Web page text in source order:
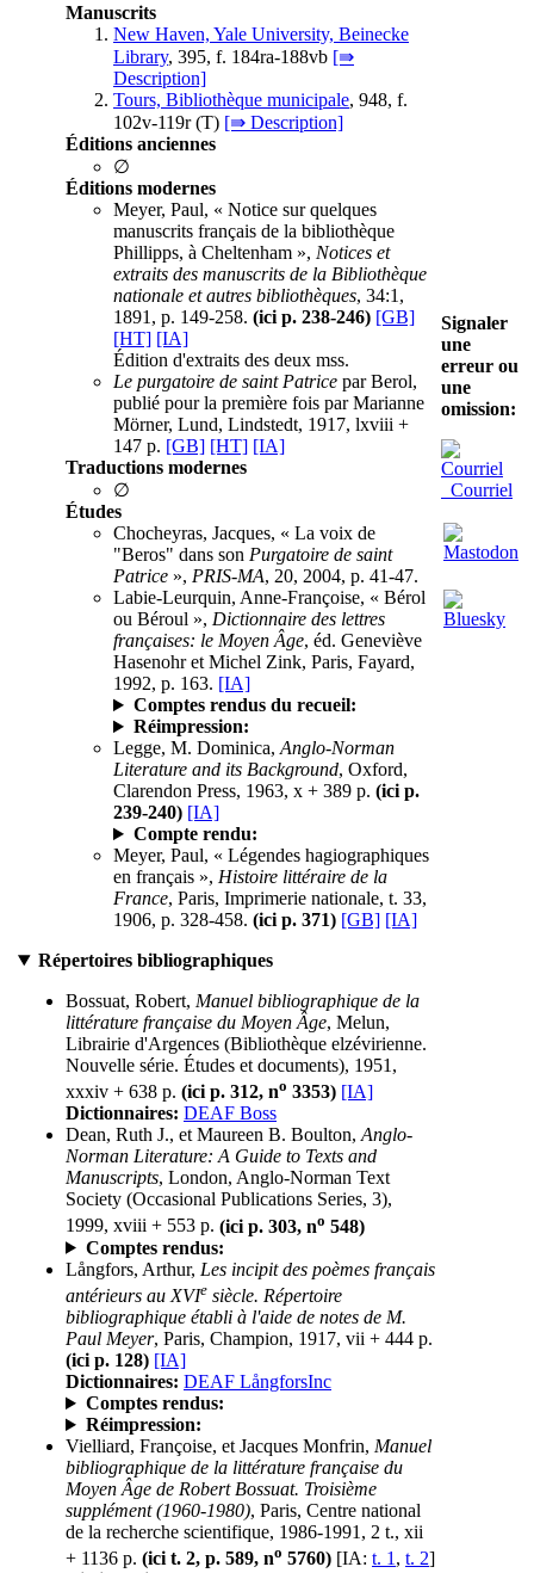
Manuscrits
New Haven, Yale University, Beinecke
Library, 395, f. 184ra-188vb [⇛
Description]
Tours, Bibliothèque municipale, 948, f.
102v-119r (T) [⇛ Description]
Éditions anciennes
∅
Éditions modernes
Meyer, Paul, « Notice sur quelques
manuscrits français de la bibliothèque
Phillipps, à Cheltenham », Notices et
extraits des manuscrits de la Bibliothèque
nationale et autres bibliothèques, 34:1,
1891, p. 149-258. (ici p. 238-246) [GB]
[HT] [IA]
Édition d'extraits des deux mss.
Le purgatoire de saint Patrice par Berol,
publié pour la première fois par Marianne
Mörner, Lund, Lindstedt, 1917, lxviii +
147 p. [GB] [HT] [IA]
Traductions modernes
∅
Études
Chocheyras, Jacques, « La voix de
"Beros" dans son Purgatoire de saint
Patrice », PRIS-MA, 20, 2004, p. 41-47.
Labie-Leurquin, Anne-Françoise, « Bérol
ou Béroul », Dictionnaire des lettres
françaises: le Moyen Âge, éd. Geneviève
Hasenohr et Michel Zink, Paris, Fayard,
1992, p. 163. [IA]
Comptes rendus du recueil:
Réimpression:
Legge, M. Dominica, Anglo-Norman
Literature and its Background, Oxford,
Clarendon Press, 1963, x + 389 p. (ici p.
239-240) [IA]
Compte rendu:
Meyer, Paul, « Légendes hagiographiques
en français », Histoire littéraire de la
France, Paris, Imprimerie nationale, t. 33,
1906, p. 328-458. (ici p. 371) [GB] [IA]
Répertoires bibliographiques
Bossuat, Robert, Manuel bibliographique de la
littérature française du Moyen Âge, Melun,
Librairie d'Argences (Bibliothèque elzévirienne.
Nouvelle série. Études et documents), 1951,
xxxiv + 638 p. (ici p. 312, no 3353) [IA]
Dictionnaires: DEAF Boss
Dean, Ruth J., et Maureen B. Boulton,Anglo-
Norman Literature: A Guide to Texts and
Manuscripts, London, Anglo-Norman Text
Society (Occasional Publications Series, 3),
1999, xviii + 553 p. (ici p. 303, no 548)
Comptes rendus:
Långfors, Arthur, Les incipit des poèmes français
antérieurs au XVIe siècle. Répertoire
bibliographique établi à l'aide de notes de M.
Paul Meyer, Paris, Champion, 1917, vii + 444 p.
(ici p. 128) [IA]
Dictionnaires: DEAF LångforsInc
Comptes rendus:
Réimpression:
Vielliard, Françoise, et Jacques Monfrin, Manuel
bibliographique de la littérature française du
Moyen Âge de Robert Bossuat. Troisième
supplément (1960-1980), Paris, Centre national
de la recherche scientifique, 1986-1991, 2 t., xii
+ 1136 p. (ici t. 2, p. 589, no 5760) [IA: t. 1, t. 2]
Signaler
une
erreur ou
une
omission:
Courriel